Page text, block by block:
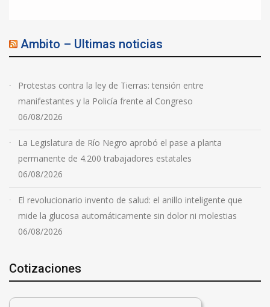
Ambito – Ultimas noticias
Protestas contra la ley de Tierras: tensión entre
manifestantes y la Policía frente al Congreso
06/08/2026
La Legislatura de Río Negro aprobó el pase a planta
permanente de 4.200 trabajadores estatales
06/08/2026
El revolucionario invento de salud: el anillo inteligente que
mide la glucosa automáticamente sin dolor ni molestias
06/08/2026
Cotizaciones